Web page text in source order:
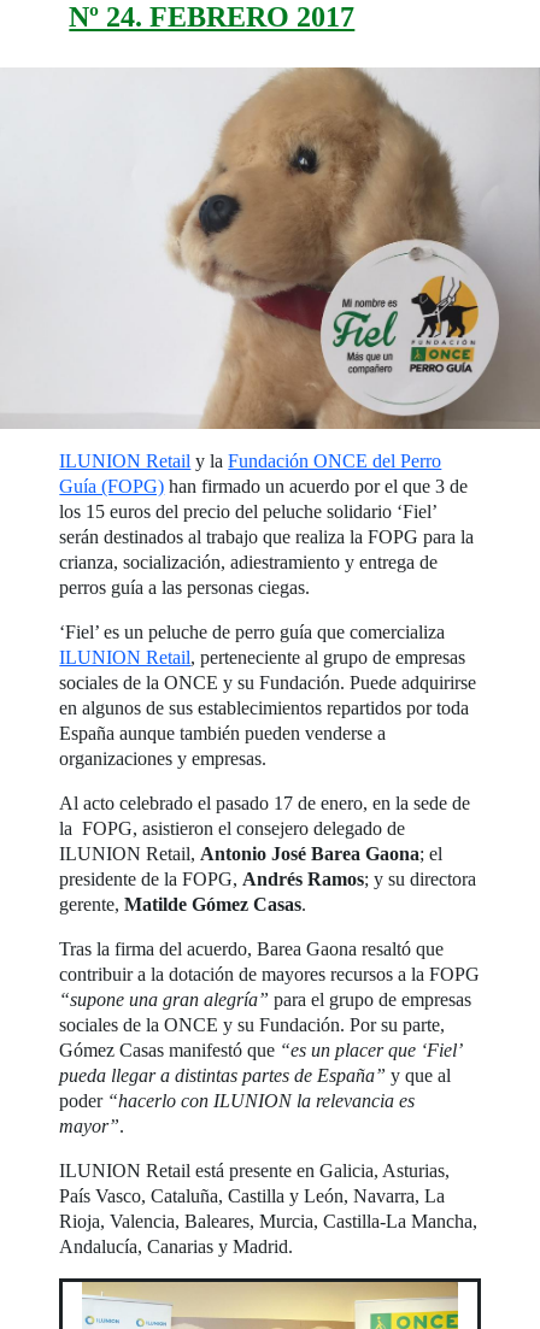
Nº 24. FEBRERO 2017
ILUNION Retail y laFundación ONCE del Perro
Guía (FOPG) han firmado un acuerdo por el que 3 de
los 15 euros del precio del peluche solidario ‘Fiel’
serán destinados al trabajo que realiza la FOPG para la
crianza, socialización, adiestramiento y entrega de
perros guía a las personas ciegas.
‘Fiel’ es un peluche de perro guía que comercializa
ILUNION Retail, perteneciente al grupo de empresas
sociales de la ONCE y su Fundación. Puede adquirirse
en algunos de sus establecimientos repartidos por toda
España aunque también pueden venderse a
organizaciones y empresas.
Al acto celebrado el pasado 17 de enero, en la sede de
la FOPG, asistieron el consejero delegado de
ILUNION Retail, Antonio José Barea Gaona; el
presidente de la FOPG, Andrés Ramos; y su directora
gerente,Matilde Gómez Casas.
Tras la firma del acuerdo, Barea Gaona resaltó que
contribuir a la dotación de mayores recursos a la FOPG
“supone una gran alegría” para el grupo de empresas
sociales de la ONCE y su Fundación. Por su parte,
Gómez Casas manifestó que “es un placer que ‘Fiel’
pueda llegar a distintas partes de España” y que al
poder “hacerlo con ILUNION la relevancia es
mayor”.
ILUNION Retail está presente en Galicia, Asturias,
País Vasco, Cataluña, Castilla y León, Navarra, La
Rioja, Valencia, Baleares, Murcia, Castilla-La Mancha,
Andalucía, Canarias y Madrid.